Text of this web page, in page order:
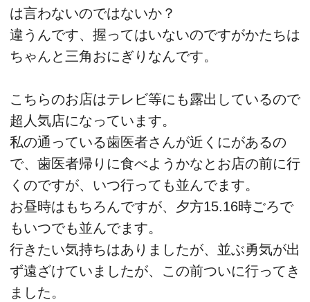
は言わないのではないか？
違うんです、握ってはいないのですがかたちは
ちゃんと三角おにぎりなんです。
こちらのお店はテレビ等にも露出しているので
超人気店になっています。
私の通っている歯医者さんが近くにがあるの
で、歯医者帰りに食べようかなとお店の前に行
くのですが、いつ行っても並んでます。
お昼時はもちろんですが、夕方15.16時ごろで
もいつでも並んでます。
行きたい気持ちはありましたが、並ぶ勇気が出
ず遠ざけていましたが、この前ついに行ってき
ました。